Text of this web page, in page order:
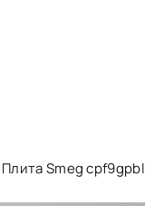
Плита Smeg cpf9gpbl